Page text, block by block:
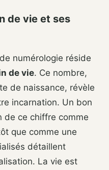
de vie et ses
numérologie réside
de vie. Ce nombre,
de naissance, révèle
incarnation. Un bon
de ce chiffre comme
que comme une
détaillent
La vie est